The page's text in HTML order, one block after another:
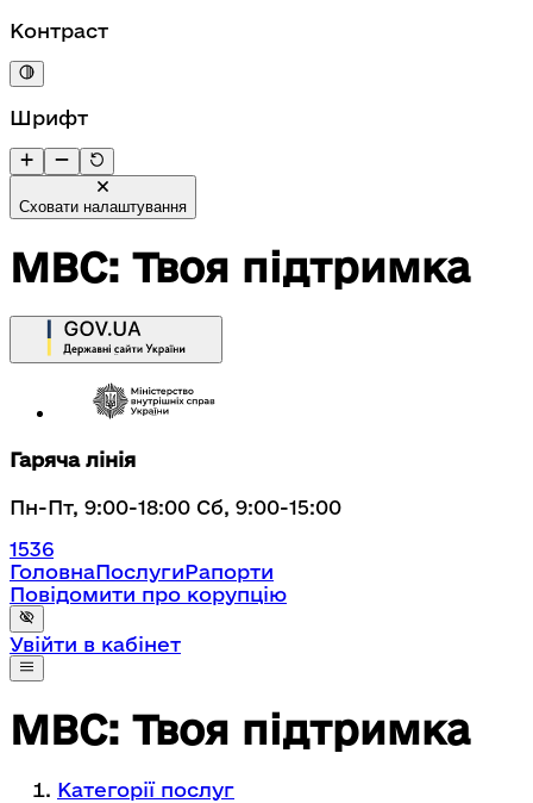
Контраст
Шрифт
Сховати налаштування
МВС: Твоя підтримка
Гаряча лінія
Пн-Пт, 9:00-18:00 Сб, 9:00-15:00
1536
ГоловнаПослугиРапорти
Повідомити про корупцію
Увійти в кабінет
МВС: Твоя підтримка
Категорії послуг